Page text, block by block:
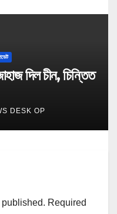
দিল চীন, চিন্তিত
DESK OP
Required